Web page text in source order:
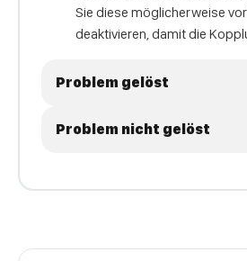
Sie diese möglicherweise
deaktivieren, damit die
Problem gelöst
Problem nicht gelöst